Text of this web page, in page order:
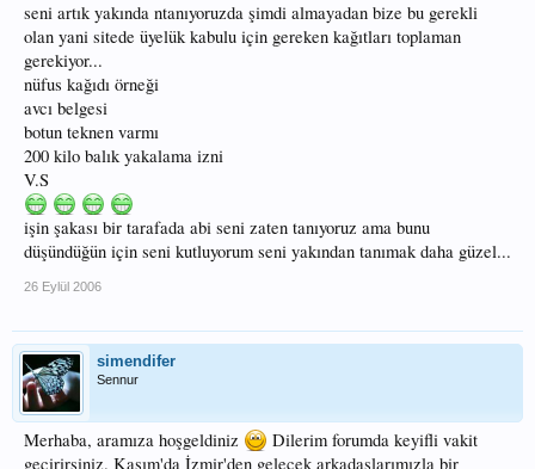
seni artık yakında ntanıyoruzda şimdi almayadan bize bu gerekli
olan yani sitede üyelük kabulu için gereken kağıtları toplaman
gerekiyor...
nüfus kağıdı örneği
avcı belgesi
botun teknen varmı
200 kilo balık yakalama izni
V.S
işin şakası bir tarafada abi seni zaten tanıyoruz ama bunu
düşündüğün için seni kutluyorum seni yakından tanımak daha güzel...
26 Eylül 2006
simendifer
Sennur
Merhaba, aramıza hoşgeldiniz
Dilerim forumda keyifli vakit
geçirirsiniz. Kasım'da İzmir'den gelecek arkadaşlarımızla bir